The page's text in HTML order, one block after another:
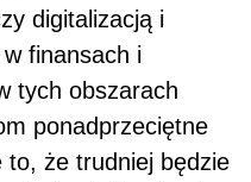
digitalizacją i
finansach i
tych obszarach
ponadprzeciętne
to, że trudniej będzie